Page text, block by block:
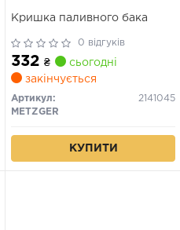
Кришка паливного бака
0 відгуків
332 ₴
сьогодні
закінчується
Артикул:
2141045
METZGER
КУПИТИ